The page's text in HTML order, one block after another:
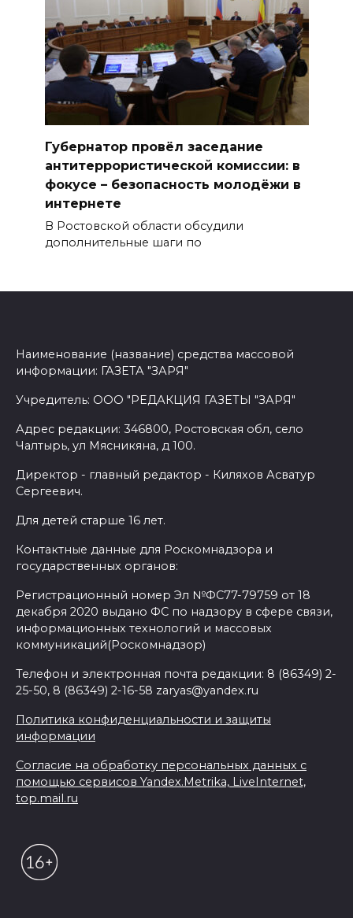
Губернатор провёл заседание
антитеррористической комиссии: в
фокусе – безопасность молодёжи в
интернете
В Ростовской области обсудили
дополнительные шаги по
Наименование (название) средства массовой
информации: ГАЗЕТА "ЗАРЯ"
Учредитель: ООО "РЕДАКЦИЯ ГАЗЕТЫ "ЗАРЯ"
Адрес редакции: 346800, Ростовская обл, село
Чалтырь, ул Мясникяна, д 100.
Директор - главный редактор - Киляхов Асватур
Сергеевич.
Для детей старше 16 лет.
Контактные данные для Роскомнадзора и
государственных органов:
Регистрационный номер Эл №ФС77-79759 от 18
декабря 2020 выдано ФС по надзору в сфере связи,
информационных технологий и массовых
коммуникаций(Роскомнадзор)
Телефон и электронная почта редакции: 8 (86349) 2-
25-50, 8 (86349) 2-16-58 zaryas@yandex.ru
Политика конфиденциальности и защиты
информации
Согласие на обработку персональных данных с
помощью сервисов Yandex.Metrika, LiveInternet,
top.mail.ru